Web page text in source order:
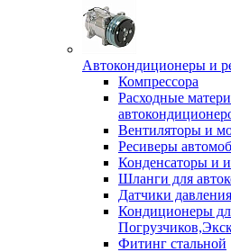
Автокондиционеры и
Компрессора
Расходные
Вентиляторы и
Ресиверы
Конденсаторы и
Шланги для
Датчики давления
Кондиционеры
Фитинг стальной